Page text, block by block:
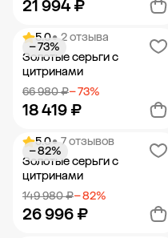
21 994 ₽
Добавить в корзину
5.0• 2 отзыва
Золотые серьги с
цитринами
66 980 ₽− 73%
18 419 ₽
− 73%
Добавить в корзину
5.0• 7 отзывов
Золотые серьги с
цитринами
149 980 ₽− 82%
26 996 ₽
− 82%